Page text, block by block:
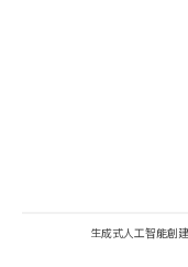
生成式人工智能創